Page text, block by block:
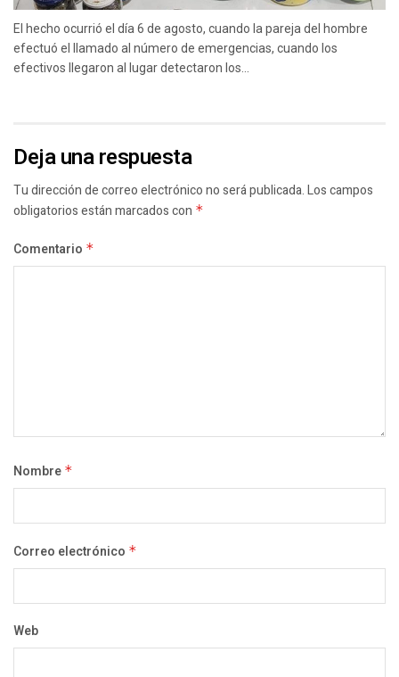
El hecho ocurrió el día 6 de agosto, cuando la pareja del hombre
efectuó el llamado al número de emergencias, cuando los
efectivos llegaron al lugar detectaron los...
Deja una respuesta
Tu dirección de correo electrónico no será publicada.Los campos
obligatorios están marcados con *
Comentario *
Nombre *
Correo electrónico *
Web